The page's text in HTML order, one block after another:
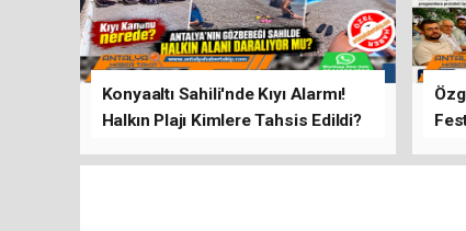
Konyaaltı Sahili'nde Kıyı Alarmı!
Halkın Plajı Kimlere Tahsis Edildi?